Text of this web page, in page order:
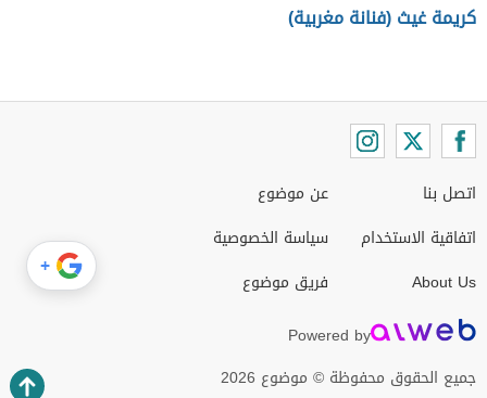
كريمة غيث (فنانة مغربية)
اتصل بنا
اتفاقية الاستخدام
About Us
عن موضوع
سياسة الخصوصية
فريق موضوع
Powered by
جميع الحقوق محفوظة © موضوع 2026
+